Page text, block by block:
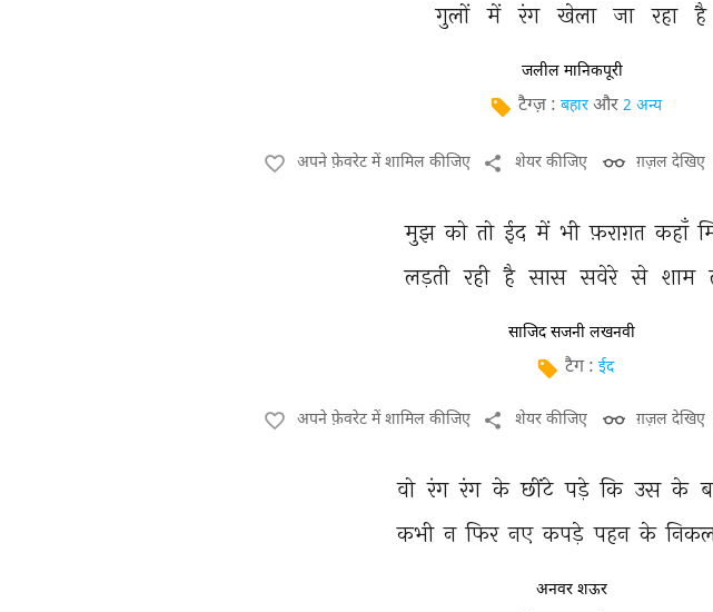
गुलों में रंग खेला जा रहा है
जलील मानिकपूरी
टैग्ज़ : बहार और 2 अन्य
अपने फ़ेवरेट में शामिल कीजिए शेयर कीजिए ग़ज़ल देखिए
मुझ को तो ईद में भी फ़राग़त कहाँ
लड़ती रही है सास सवेरे से शाम
साजिद सजनी लखनवी
टैग : ईद
अपने फ़ेवरेट में शामिल कीजिए शेयर कीजिए ग़ज़ल देखिए
वो रंग रंग के छींटे पड़े कि उस के
कभी न फिर नए कपड़े पहन के
अनवर शऊर